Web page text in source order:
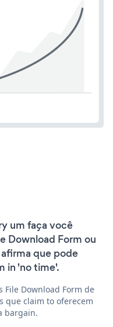
um faça você
Download Form ou
que pode
in 'no time'.
Download Form de
que claim to oferecem
bargain.